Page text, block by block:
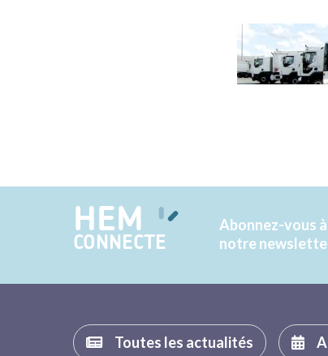
HEM
CONNECTE
Abonnez-vous à
notre
Toutes les actualités